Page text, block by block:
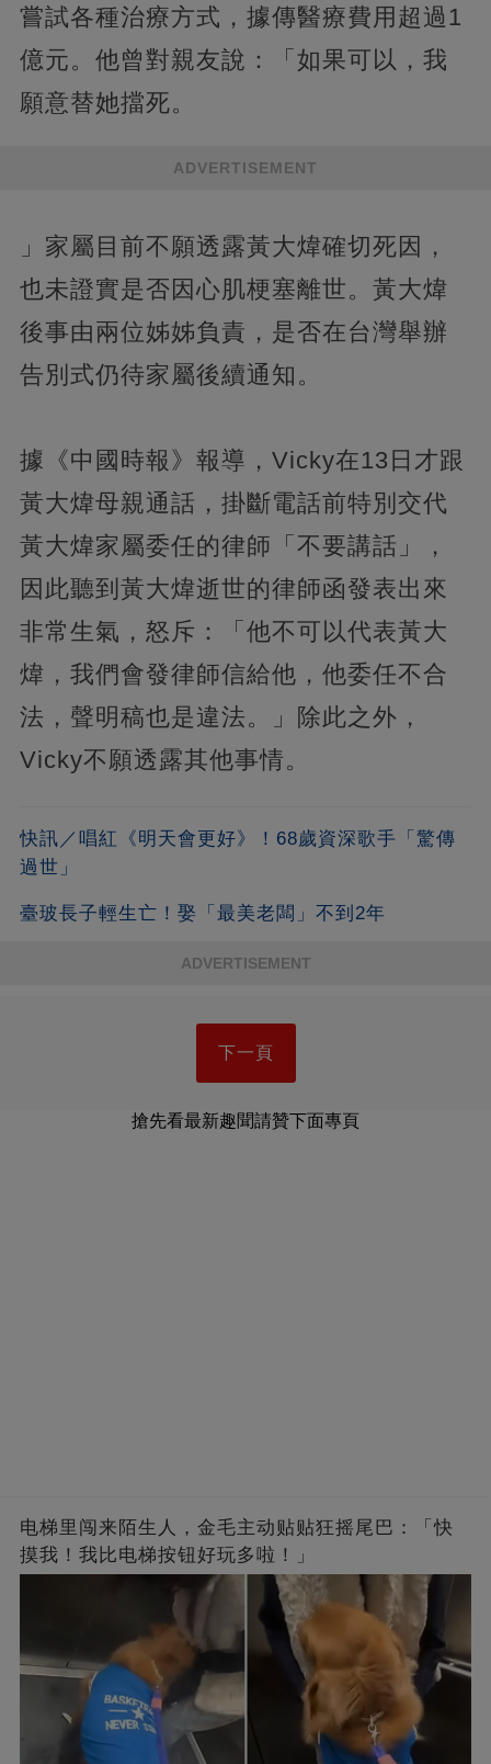
嘗試各種治療方式，據傳醫療費用超過1
億元。他曾對親友說：「如果可以，我
願意替她擋死。
ADVERTISEMENT
」家屬目前不願透露黃大煒確切死因，
也未證實是否因心肌梗塞離世。黃大煒
後事由兩位姊姊負責，是否在台灣舉辦
告別式仍待家屬後續通知。
據《中國時報》報導，Vicky在13日才跟
黃大煒母親通話，掛斷電話前特別交代
黃大煒家屬委任的律師「不要講話」，
因此聽到黃大煒逝世的律師函發表出來
非常生氣，怒斥：「他不可以代表黃大
煒，我們會發律師信給他，他委任不合
法，聲明稿也是違法。」除此之外，
Vicky不願透露其他事情。
快訊／唱紅《明天會更好》！68歲資深歌手「驚傳
過世」
臺玻長子輕生亡！娶「最美老闆」不到2年
ADVERTISEMENT
下一頁
搶先看最新趣聞請贊下面專頁
电梯里闯来陌生人，金毛主动贴贴狂摇尾巴：「快
摸我！我比电梯按钮好玩多啦！」